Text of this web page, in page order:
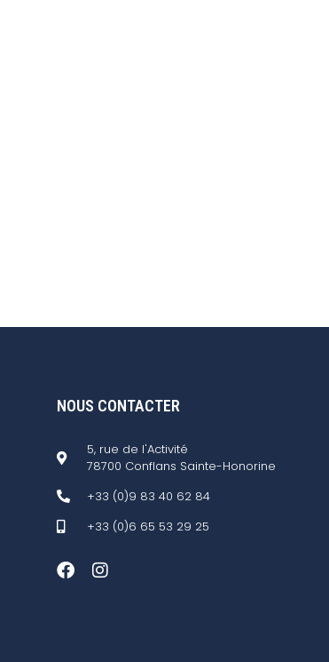
NOUS CONTACTER
5, rue de l'Activité
78700 Conflans Sainte-Honorine
+33 (0)9 83 40 62 84
+33 (0)6 65 53 29 25